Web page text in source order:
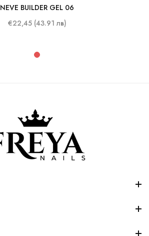
15ml
NEVE BUILDER GEL 06
€22,45 (43.91 лв)